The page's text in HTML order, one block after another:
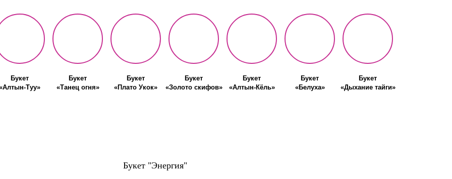
Букет
Туу»
Букет
«Танец огня»
Букет
«Плато Укок»
Букет
«Золото скифов»
Букет
«Алтын-Кёль»
Букет
«Белуха»
Букет
«Дыхание тайги»
Букет "Энергия"